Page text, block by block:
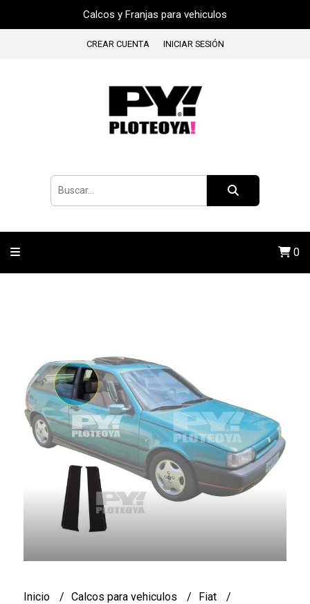
Calcos y Franjas para vehiculos
CREAR CUENTA INICIAR SESIÓN
0
Inicio Calcos para vehiculos
Fiat